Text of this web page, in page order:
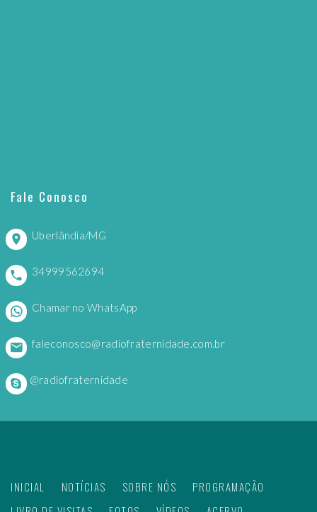
Fale Conosco
Uberlândia/MG
34999562694
Chamar no WhatsApp
faleconosco@radiofraternidade.com.br
@radiofraternidade
INICIAL NOTÍCIAS SOBRE NÓS
PROGRAMAÇÃO